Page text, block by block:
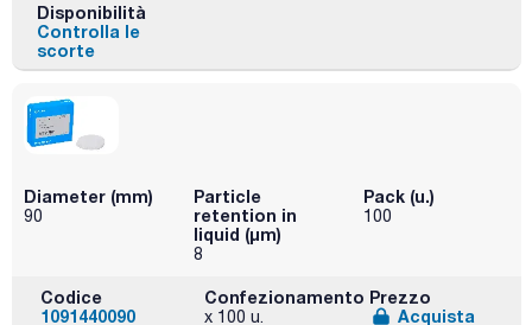
Disponibilità
Controlla le
scorte
Diameter (mm)
90
Particle
retention in
liquid (μm)
8
Pack (u.)
100
Codice
1091440090
Confezionamento
x 100 u.
Prezzo
Acquista